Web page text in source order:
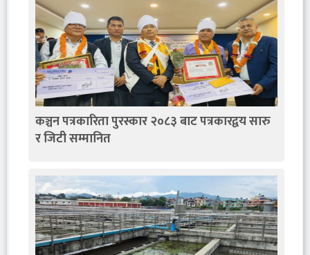
कञ्चन पत्रकारिता पुरस्कार २०८३ बाट पत्रकारद्वय सारु
र जिटी सम्मानित